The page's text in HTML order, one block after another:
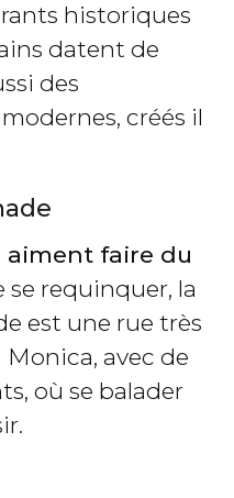
historiques
datent de
des
créés il
aiment faire du
se requinquer, la
est une rue très
avec de
où se balader